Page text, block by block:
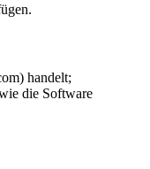
handelt;
die Software